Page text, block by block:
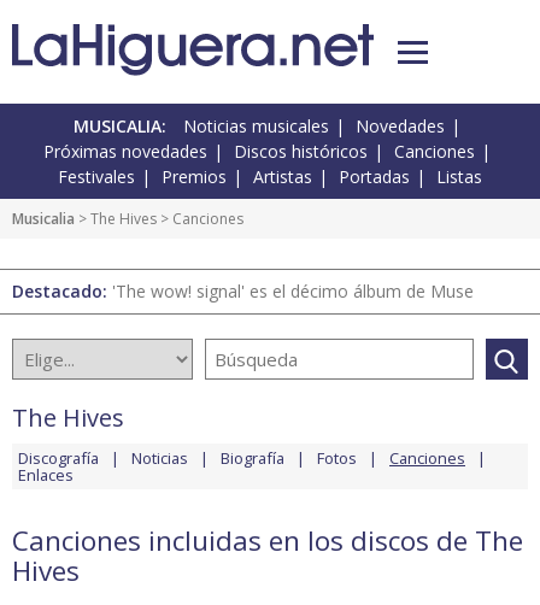
MUSICALIA: Noticias musicales
Novedades
Próximas novedades
Discos históricos
Canciones
Festivales
Premios Artistas Portadas Listas
Musicalia >The Hives > Canciones
Destacado: 'The wow! signal' es el décimo álbum de Muse
The Hives
Discografía Noticias Biografía Fotos Canciones
Enlaces
Canciones incluidas en los discos de The
Hives